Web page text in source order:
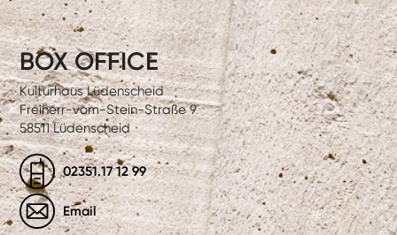
BOX OFFICE
Kulturhaus Lüdenscheid
Freiherr-vom-Stein-Straße 9
58511 Lüdenscheid
02351.17 12 99
Email